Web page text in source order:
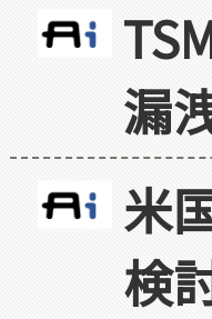
漏
米
検